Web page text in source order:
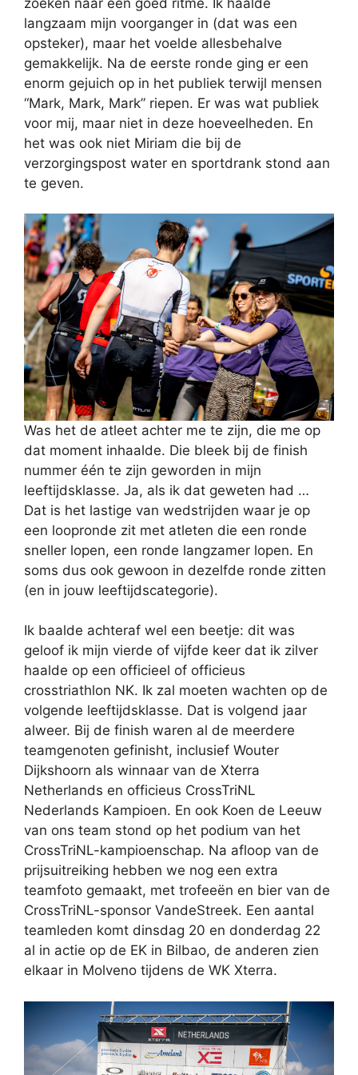
langzaam mijn voorganger in (dat was een
opsteker), maar het voelde allesbehalve
gemakkelijk. Na de eerste ronde ging er een
enorm gejuich op in het publiek terwijl mensen
“Mark, Mark, Mark” riepen. Er was wat publiek
voor mij, maar niet in deze hoeveelheden. En
het was ook niet Miriam die bij de
verzorgingspost water en sportdrank stond aan
te geven.
Was het de atleet achter me te zijn, die me op
dat moment inhaalde. Die bleek bij de finish
nummer één te zijn geworden in mijn
leeftijdsklasse. Ja, als ik dat geweten had …
Dat is het lastige van wedstrijden waar je op
een loopronde zit met atleten die een ronde
sneller lopen, een ronde langzamer lopen. En
soms dus ook gewoon in dezelfde ronde zitten
(en in jouw leeftijdscategorie).
Ik baalde achteraf wel een beetje: dit was
geloof ik mijn vierde of vijfde keer dat ik zilver
haalde op een officieel of officieus
crosstriathlon NK. Ik zal moeten wachten op de
volgende leeftijdsklasse. Dat is volgend jaar
alweer. Bij de finish waren al de meerdere
teamgenoten gefinisht, inclusief Wouter
Dijkshoorn als winnaar van de Xterra
Netherlands en officieus CrossTriNL
Nederlands Kampioen. En ook Koen de Leeuw
van ons team stond op het podium van het
CrossTriNL-kampioenschap. Na afloop van de
prijsuitreiking hebben we nog een extra
teamfoto gemaakt, met trofeeën en bier van de
CrossTriNL-sponsor VandeStreek. Een aantal
teamleden komt dinsdag 20 en donderdag 22
al in actie op de EK in Bilbao, de anderen zien
elkaar in Molveno tijdens de WK Xterra.